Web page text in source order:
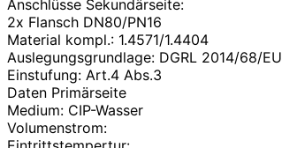
Anschlüsse Sekundärseite:
2x Flansch DN80/PN16
Material kompl.: 1.4571/1.4404
Auslegungsgrundlage: DGRL 2014/68/EU
Einstufung: Art.4 Abs.3
Daten Primärseite
Medium: CIP-Wasser
Volumenstrom: